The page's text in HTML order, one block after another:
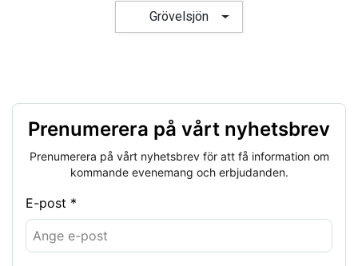
Grövelsjön
Prenumerera på vårt nyhetsbrev
Prenumerera på vårt nyhetsbrev för att få information om
kommande evenemang och erbjudanden.
E-post *